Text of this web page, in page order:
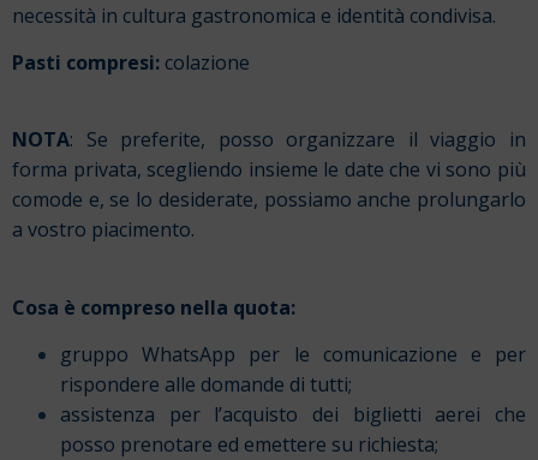
necessità in cultura gastronomica e identità condivisa.
Pasti compresi: colazione
NOTA: Se preferite, posso organizzare il viaggio in
forma privata, scegliendo insieme le date che vi sono più
comode e, se lo desiderate, possiamo anche prolungarlo
a vostro piacimento.
Cosa è compreso nella quota:
gruppo WhatsApp per le comunicazione e per
rispondere alle domande di tutti;
assistenza per l’acquisto dei biglietti aerei che
posso prenotare ed emettere su richiesta;